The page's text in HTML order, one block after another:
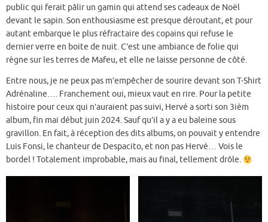
public qui ferait pâlir un gamin qui attend ses cadeaux de Noël
devant le sapin. Son enthousiasme est presque déroutant, et pour
autant embarque le plus réfractaire des copains qui refuse le
dernier verre en boite de nuit. C’est une ambiance de folie qui
règne sur les terres de Mafeu, et elle ne laisse personne de côté.
Entre nous, je ne peux pas m’empêcher de sourire devant son T-Shirt
Adrénaline…. Franchement oui, mieux vaut en rire. Pour la petite
histoire pour ceux qui n’auraient pas suivi, Hervé a sorti son 3ièm
album, fin mai début juin 2024. Sauf qu’il a y a eu baleine sous
gravillon. En fait, à réception des dits albums, on pouvait y entendre
Luis Fonsi, le chanteur de Despacito, et non pas Hervé… Vois le
bordel ! Totalement improbable, mais au final, tellement drôle.